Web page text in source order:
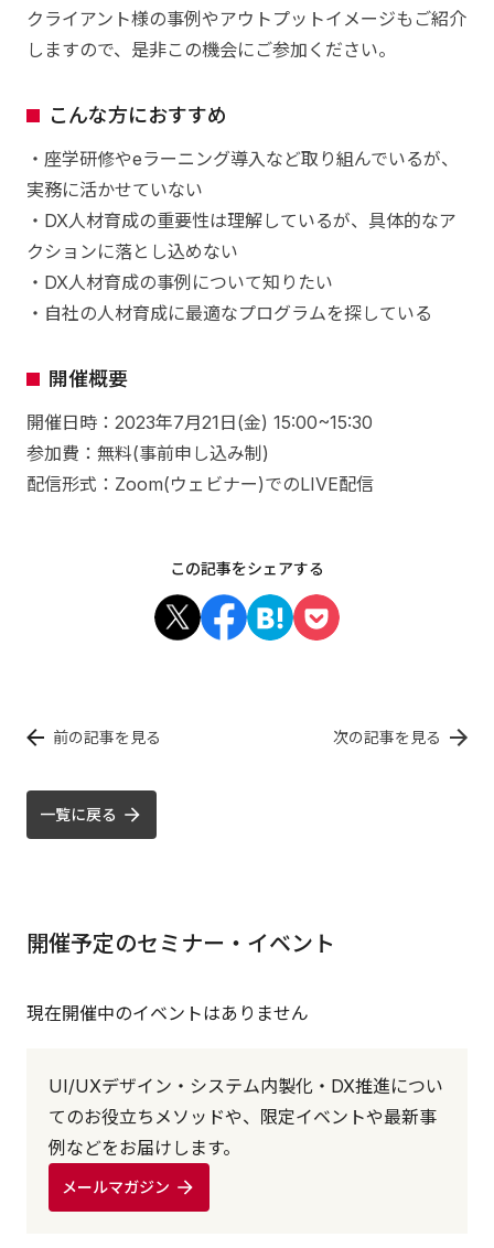
クライアント様の事例やアウトプットイメージもご紹介
しますので、是非この機会にご参加ください。
こんな方におすすめ
・座学研修やeラーニング導入など取り組んでいるが、
実務に活かせていない
・DX人材育成の重要性は理解しているが、具体的なア
クションに落とし込めない
・DX人材育成の事例について知りたい
・自社の人材育成に最適なプログラムを探している
開催概要
開催日時：2023年7月21日(金) 15:00~15:30
参加費：無料(事前申し込み制)
配信形式：Zoom(ウェビナー)でのLIVE配信
この記事をシェアする
前の記事を見る 次の記事を見る
一覧に戻る
開催予定のセミナー・イベント
現在開催中のイベントはありません
UI/UXデザイン・システム内製化・DX推進につい
てのお役立ちメソッドや、限定イベントや最新事
例などをお届けします。
メールマガジン